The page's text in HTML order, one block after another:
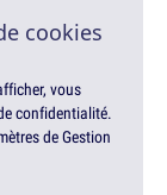
cookies
vous
confidentialité.
de Gestion